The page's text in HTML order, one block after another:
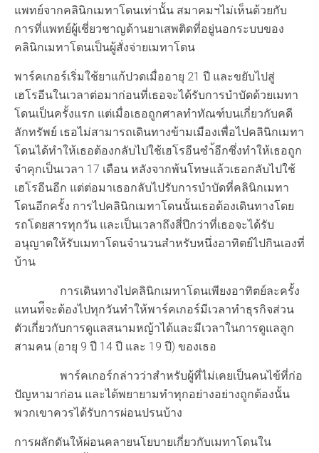
แพทย์จากคลินิกเมทาโดนเท่านั้น สมาคมฯไม่เห็นด้วยกับ
การที่แพทย์ผู้เชี่ยวชาญด้านยาเสพติดที่อยู่นอกระบบของ
คลินิกเมทาโดนเป็นผู้สั่งจ่ายเมทาโดน
พาร์คเกอร์เริ่มใช้ยาแก้ปวดเมื่ออายุ 21 ปี และขยับไปสู่
เฮโรอีนในเวลาต่อมาก่อนที่เธอจะได้รับการบำบัดด้วยเมทา
โดนเป็นครั้งแรก แต่เมื่อเธอถูกศาลทำทัณฑ์บนเกี่ยวกับคดี
ลักทรัพย์ เธอไม่สามารถเดินทางข้ามเมืองเพื่อไปคลินิกเมทา
โดนได้ทำให้เธอต้องกลับไปใช้เฮโรอีนซำ้อีกซึ่งทำให้เธอถูก
จำคุกเป็นเวลา 17 เดือน หลังจากพ้นโทษแล้วเธอกลับไปใช้
เฮโรอีนอีก แต่ต่อมาเธอกลับไปรับการบำบัดที่คลินิกเมทา
โดนอีกครั้ง การไปคลินิกเมทาโดนนั้นเธอต้องเดินทางโดย
รถโดยสารทุกวัน และเป็นเวลาถึงสี่ปีกว่าที่เธอจะได้รับ
อนุญาตให้รับเมทาโดนจำนวนสำหรับหนึ่งอาทิตย์ไปกินเองที่
บ้าน
การเดินทางไปคลินิกเมทาโดนเพียงอาทิตย์ละครั้ง
แทนท่ีจะต้องไปทุกวันทำให้พาร์คเกอร์มีเวลาทำธุรกิจส่วน
ตัวเกี่ยวกับการดูแลสนามหญ้าได้และมีเวลาในการดูแลลูก
สามคน (อายุ 9 ปี 14 ปี และ 19 ปี) ของเธอ
พาร์คเกอร์กล่าวว่าสำหรับผู้ที่ไม่เคยเป็นคนไข้ที่ก่อ
ปัญหามาก่อน และได้พยายามทำทุกอย่างอย่างถูกต้องนั้น
พวกเขาควรได้รับการผ่อนปรนบ้าง
การผลักดันให้ผ่อนคลายนโยบายเกี่ยวกับเมทาโดนใน